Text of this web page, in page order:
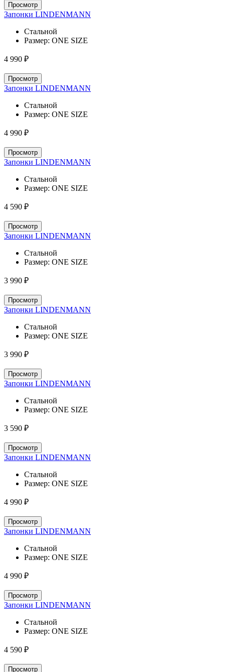
Просмотр
Запонки LINDENMANN
Стальной
Размер: ONE SIZE
4 990 ₽
Просмотр
Запонки LINDENMANN
Стальной
Размер: ONE SIZE
4 990 ₽
Просмотр
Запонки LINDENMANN
Стальной
Размер: ONE SIZE
4 590 ₽
Просмотр
Запонки LINDENMANN
Стальной
Размер: ONE SIZE
3 990 ₽
Просмотр
Запонки LINDENMANN
Стальной
Размер: ONE SIZE
3 990 ₽
Просмотр
Запонки LINDENMANN
Стальной
Размер: ONE SIZE
3 590 ₽
Просмотр
Запонки LINDENMANN
Стальной
Размер: ONE SIZE
4 990 ₽
Просмотр
Запонки LINDENMANN
Стальной
Размер: ONE SIZE
4 990 ₽
Просмотр
Запонки LINDENMANN
Стальной
Размер: ONE SIZE
4 590 ₽
Просмотр